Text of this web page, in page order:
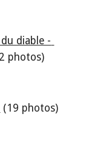
diable -
photos)
(19 photos)